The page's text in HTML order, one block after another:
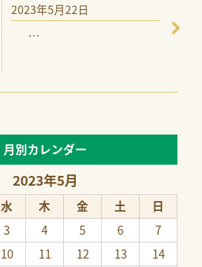
2023年5月22日
…
月別カレンダー
2023年5月
水 木 金 土
日
3 4 5 6
7
10 11 12 13
14